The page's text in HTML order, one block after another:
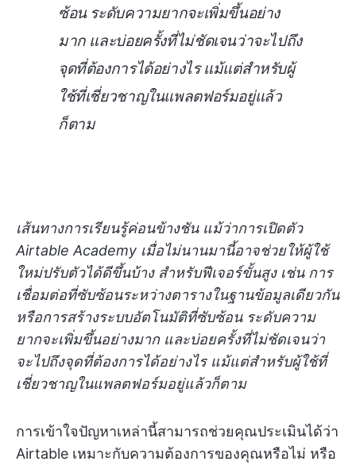
ซ้อน ระดับความยากจะเพิ่มขึ้นอย่าง
มาก และบ่อยครั้งที่ไม่ชัดเจนว่าจะไปถึง
จุดที่ต้องการได้อย่างไร แม้แต่สำหรับผู้
ใช้ที่เชี่ยวชาญในแพลตฟอร์มอยู่แล้ว
ก็ตาม
เส้นทางการเรียนรู้ค่อนข้างชัน แม้ว่าการเปิดตัว
Airtable Academy เมื่อไม่นานมานี้อาจช่วยให้ผู้ใช้
ใหม่ปรับตัวได้ดีขึ้นบ้าง สำหรับฟีเจอร์ขั้นสูง เช่น การ
เชื่อมต่อที่ซับซ้อนระหว่างตารางในฐานข้อมูลเดียวกัน
หรือการสร้างระบบอัตโนมัติที่ซับซ้อน ระดับความ
ยากจะเพิ่มขึ้นอย่างมาก และบ่อยครั้งที่ไม่ชัดเจนว่า
จะไปถึงจุดที่ต้องการได้อย่างไร แม้แต่สำหรับผู้ใช้ที่
เชี่ยวชาญในแพลตฟอร์มอยู่แล้วก็ตาม
การเข้าใจปัญหาเหล่านี้สามารถช่วยคุณประเมินได้ว่า
Airtable เหมาะกับความต้องการของคุณหรือไม่ หรือ